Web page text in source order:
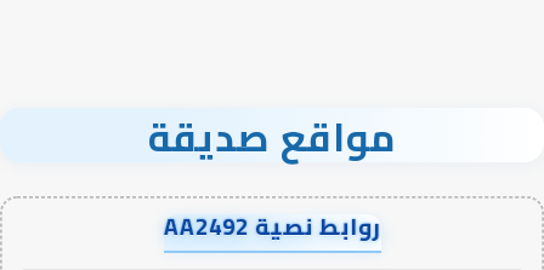
مواقع صديقة
روابط نصية AA2492